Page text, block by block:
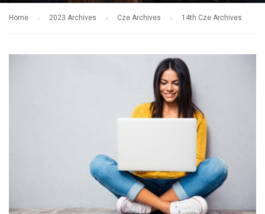
Home 2023 Archives Cze Archives 14th Cze Archives